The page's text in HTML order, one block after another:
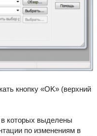
кнопку «OK» (верхний
которых выделены
по изменениям в